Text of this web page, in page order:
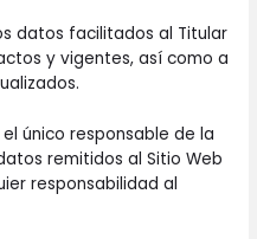
datos facilitados al Titular
y vigentes, así como a
único responsable de la
remitidos al Sitio Web
responsabilidad al